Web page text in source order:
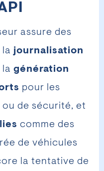
assure des
journalisation
la génération
pour les
de sécurité, et
comme des
de véhicules
la tentative de